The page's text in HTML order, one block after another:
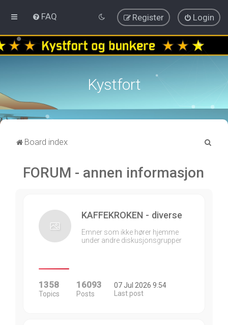
FAQ Login
Register
Kystfort
Board index
FORUM - annen informasjon
KAFFEKROKEN - diverse
Emner som ikke hører hjemme
under andre diskusjonsgrupper
1358
Topics
16093
Posts
07 Jul 2026 9:54
Last post